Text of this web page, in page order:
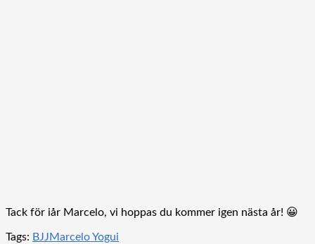
Tack för iår Marcelo, vi hoppas du kommer igen nästa år! 😀
Tags: BJJMarcelo Yogui